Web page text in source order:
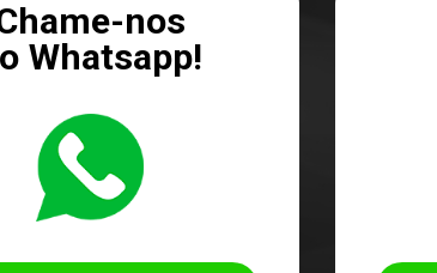
nos
Whatsapp!